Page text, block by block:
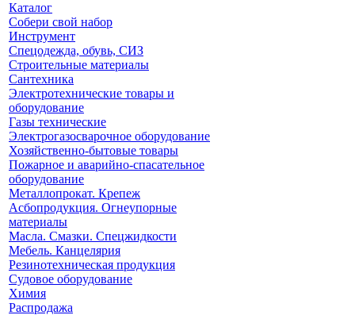
Каталог
Собери свой набор
Инструмент
Спецодежда, обувь, СИЗ
Строительные материалы
Сантехника
Электротехнические товары и
оборудование
Газы технические
Электрогазосварочное оборудование
Хозяйственно-бытовые товары
Пожарное и аварийно-спасательное
оборудование
Металлопрокат. Крепеж
Асбопродукция. Огнеупорные
материалы
Масла. Смазки. Спецжидкости
Мебель. Канцелярия
Резинотехническая продукция
Судовое оборудование
Химия
Распродажа